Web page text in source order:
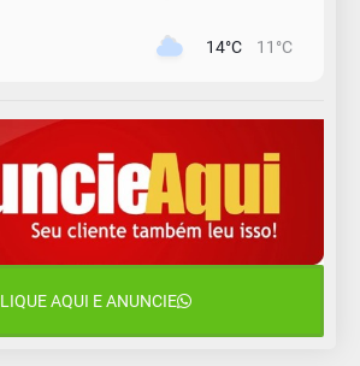
14°C 11°C
AQUI E ANUNCIE